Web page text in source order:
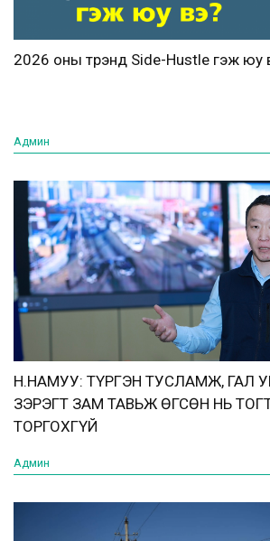
2026 оны трэнд Side-Hustle гэж юу
Админ
Н.НАМУУ: ТҮРГЭН ТУСЛАМЖ, ГАЛ
ЗЭРЭГТ ЗАМ ТАВЬЖ ӨГСӨН НЬ
ТОРГОХГҮЙ
Админ